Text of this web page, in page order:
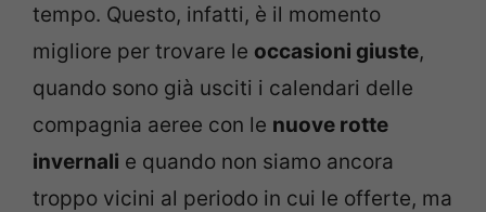
tempo. Questo, infatti, è il momento
migliore per trovare le occasioni giuste,
quando sono già usciti i calendari delle
compagnia aeree con le nuove rotte
invernali e quando non siamo ancora
troppo vicini al periodo in cui le offerte, ma